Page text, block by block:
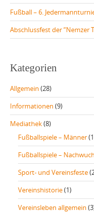
Fußball – 6.
Abschlussfest der “Nemzer
Kategorien
Allgemein (28)
Informationen (9)
Mediathek(8)
Fußballspiele – Männer
Fußballspiele –
Sport- und Vereinsfeste
Vereinshistorie(1)
Vereinsleben allgemein